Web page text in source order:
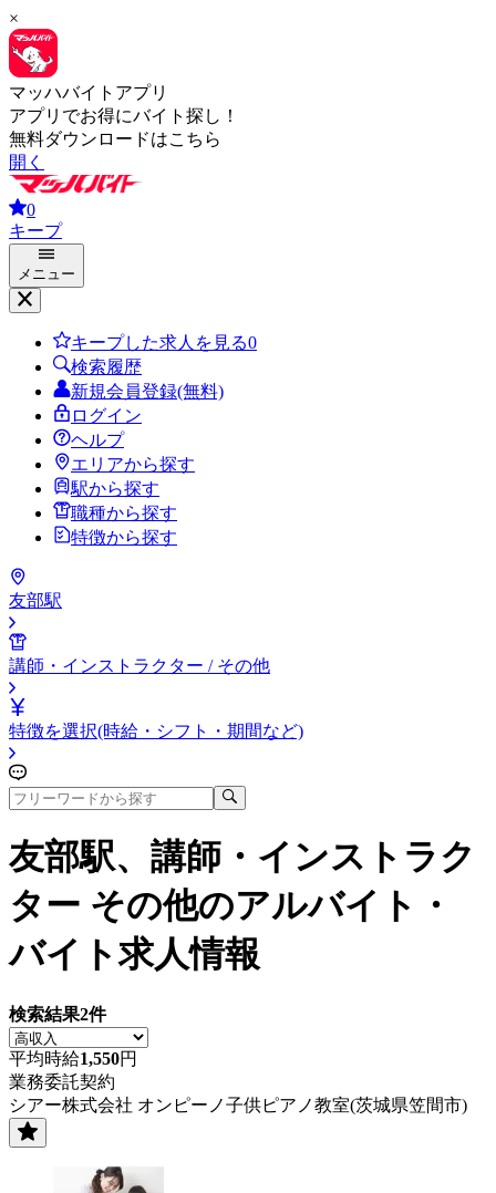
×
マッハバイトアプリ
アプリでお得にバイト探し！
無料ダウンロードはこちら
開く
0
キープ
メニュー
キープした求人を見る0
検索履歴
新規会員登録(無料)
ログイン
ヘルプ
エリアから探す
駅から探す
職種から探す
特徴から探す
友部駅
講師・インストラクター / その他
特徴を選択(時給・シフト・期間など)
友部駅、講師・インストラク
ター その他のアルバイト・
バイト求人情報
検索結果2件
平均時給1,550円
業務委託契約
シアー株式会社 オンピーノ子供ピアノ教室(茨城県笠間市)